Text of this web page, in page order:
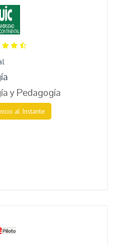
y Pedagogía
al Instante